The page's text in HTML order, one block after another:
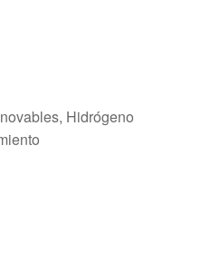
Hidrógeno